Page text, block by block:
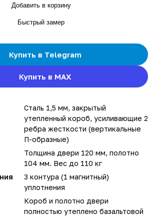
Добавить в корзину
Быстрый замер
Купить в Telegram
Купить в MAX
Сталь 1,5 мм, закрытый
утепленный короб, усиливающие 2
ребра жесткости (вертикальные
П-образные)
Толщина двери 120 мм, полотно
104 мм. Вес до 110 кг
3 контура (1 магнитный)
уплотнения
Короб и полотно двери
полностью утеплено базальтовой